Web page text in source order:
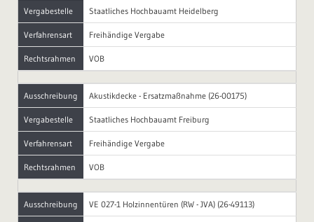
Vergabestelle Staatliches Hochbauamt Heidelberg
Verfahrensart Freihändige Vergabe
Rechtsrahmen VOB
Ausschreibung Akustikdecke - Ersatzmaßnahme (26-00175)
Vergabestelle Staatliches Hochbauamt Freiburg
Verfahrensart Freihändige Vergabe
Rechtsrahmen VOB
Ausschreibung VE 027-1 Holzinnentüren (RW - JVA) (26-49113)